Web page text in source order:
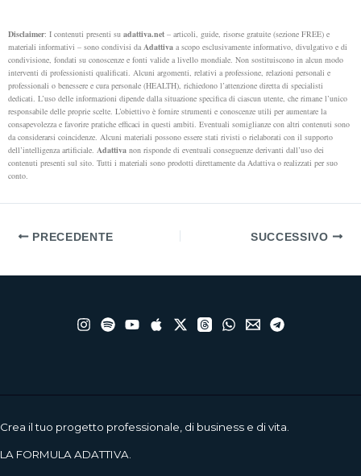
Disclaimer: I contenuti presenti su adattiva.net – articoli, guide, risorse gratuite (sezione FREE) e
materiali informativi – sono condivisi da Adattiva a scopo esclusivamente informativo, divulgativo e di
condivisione, fondati su conoscenze e fonti valide a livello mondiale. Non sostituiscono in alcun modo
interventi di professionisti qualificati. Alcuni argomenti, relativi a professione, relazioni personali e
professionali o benessere e cura personale (HEALTH), richiedono l’attenzione diretta di specialisti
dedicati. L’uso delle informazioni dipende dalla situazione specifica di ciascun utente, che rimane l’unico
responsabile delle proprie scelte. L’obiettivo è fornire strumenti e conoscenze utili per aumentare la
consapevolezza e favorire pratiche efficaci in questi ambiti. Eventuali somiglianze con altri contenuti sono
da considerarsi coincidenze. Alcuni materiali possono essere stati rivisti o rielaborati con il supporto
dell’intelligenza artificiale. Adattiva non risponde di eventuali conseguenze derivanti dall’uso dei
contenuti presenti sul sito. Tutti i materiali sono prodotti direttamente da Adattiva o realizzati per suo
conto.
PRECEDENTE SUCCESSIVO
Crea il tuo progetto professionale, di business e di vita.
LA FORMULA ADATTIVA.